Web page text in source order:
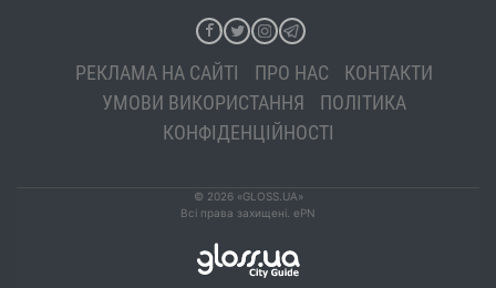
РЕКЛАМА НА САЙТІ ПРО НАС
КОНТАКТИ
УМОВИ ВИКОРИСТАННЯ
ПОЛІТИКА
КОНФІДЕНЦІЙНОСТІ
© 2026 «GLOSS.UA»
Всі права захищені. ePN